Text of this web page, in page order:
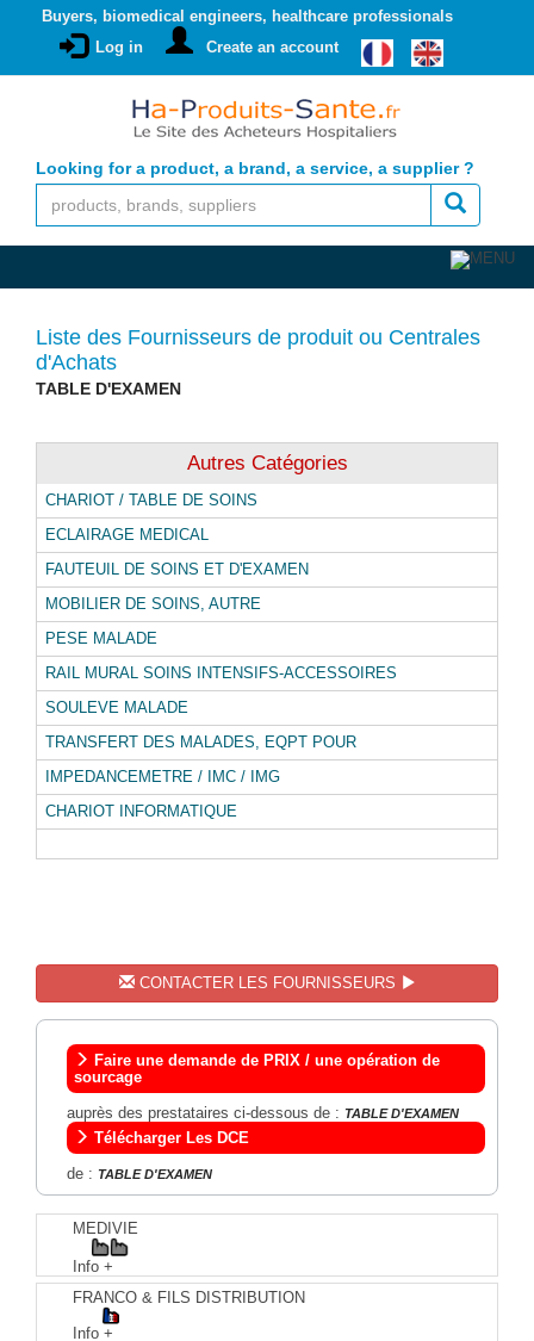
Buyers, biomedical engineers, healthcare professionals
Log in
Create an account
Looking for a product, a brand, a service, a supplier ?
Liste des Fournisseurs de produit ou Centrales
d'Achats
TABLE D'EXAMEN
Autres Catégories
CHARIOT / TABLE DE SOINS
ECLAIRAGE MEDICAL
FAUTEUIL DE SOINS ET D'EXAMEN
MOBILIER DE SOINS, AUTRE
PESE MALADE
RAIL MURAL SOINS INTENSIFS-ACCESSOIRES
SOULEVE MALADE
TRANSFERT DES MALADES, EQPT POUR
IMPEDANCEMETRE / IMC / IMG
CHARIOT INFORMATIQUE
CONTACTER LES FOURNISSEURS
Faire une demande de PRIX / une opération de
sourcage
auprès des prestataires ci-dessous de : TABLE D'EXAMEN
Télécharger Les DCE
de : TABLE D'EXAMEN
MEDIVIE
Info +
FRANCO & FILS DISTRIBUTION
Info +